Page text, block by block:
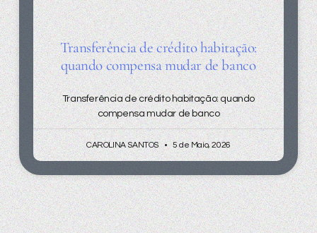
Transferência de crédito habitação:
quando compensa mudar de banco
Transferência de crédito habitação: quando
compensa mudar de banco
CAROLINA SANTOS 5 de Maio, 2026